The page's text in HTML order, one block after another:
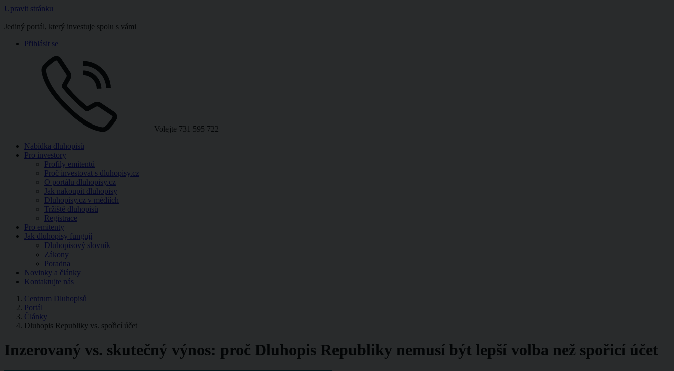
Upravit stránku
Jediný portál, který investuje spolu s vámi
Přihlásit se
Volejte 731 595 722
Nabídka dluhopisů
Pro investory
Profily emitentů
Proč investovat s dluhopisy.cz
O portálu dluhopisy.cz
Jak nakoupit dluhopisy
Dluhopisy.cz v médiích
Tržiště dluhopisů
Registrace
Pro emitenty
Jak dluhopisy fungují
Dluhopisový slovník
Zákony
Poradna
Novinky a články
Kontaktujte nás
Centrum Dluhopisů
Portál
Články
Dluhopis Republiky vs. spořicí účet
Inzerovaný vs. skutečný výnos: proč Dluhopis Republiky nemusí být lepší volba než spořicí účet